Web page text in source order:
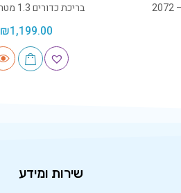
בריכת כדורים 1.3 מטר – 2002
₪1,199.00
שירות ומידע